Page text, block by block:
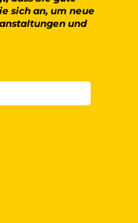
sich an, um neue
und